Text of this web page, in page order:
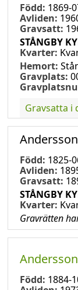
Född: 1869-
Avliden:
Gravsatt:
STÅNGBY
Kvarter:
Hemort:
Gravplats:
Gravsatta i
Född: 1825-
Avliden:
Gravsatt:
STÅNGBY
Kvarter:
Gravrätten
Född: 1884-